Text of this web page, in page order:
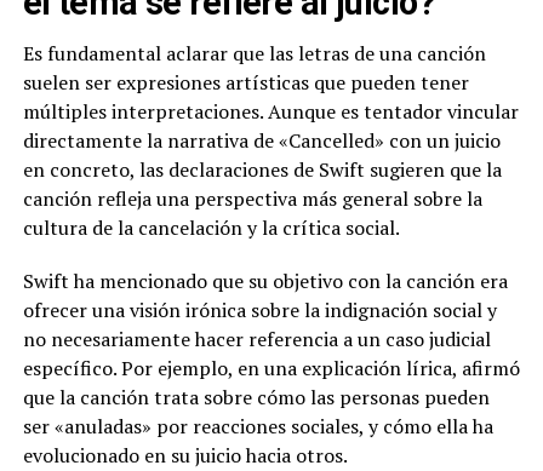
Es fundamental aclarar que las letras de una canción
suelen ser expresiones artísticas que pueden tener
múltiples interpretaciones. Aunque es tentador vincular
directamente la narrativa de «Cancelled» con un juicio
en concreto, las declaraciones de Swift sugieren que la
canción refleja una perspectiva más general sobre la
cultura de la cancelación y la crítica social.
Swift ha mencionado que su objetivo con la canción era
ofrecer una visión irónica sobre la indignación social y
no necesariamente hacer referencia a un caso judicial
específico. Por ejemplo, en una explicación lírica, afirmó
que la canción trata sobre cómo las personas pueden
ser «anuladas» por reacciones sociales, y cómo ella ha
evolucionado en su juicio hacia otros.